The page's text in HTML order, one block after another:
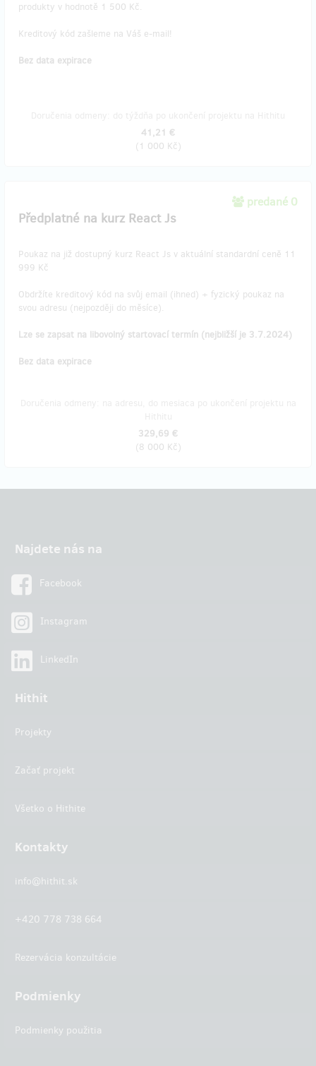
produkty v hodnotě 1 500 Kč.
Kreditový kód zašleme na Váš e-mail!
Bez data expirace
41,21 €
(1 000 Kč)
predané 0
Předplatné na kurz React Js
Poukaz na již dostupný kurz React Js v aktuální standardní ceně 11
999 Kč
Obdržíte kreditový kód na svůj email (ihned) + fyzický poukaz na
svou adresu (nejpozději do měsíce).
Lze se zapsat na libovolný startovací termín (nejbližší je 3.7.2024)
Bez data expirace
329,69 €
(8 000 Kč)
Najdete nás na
Facebook
Instagram
LinkedIn
Hithit
Projekty
Začať projekt
Všetko o Hithite
Kontakty
info@hithit.sk
+420 778 738 664
Rezervácia konzultácie
Podmienky
Podmienky použitia